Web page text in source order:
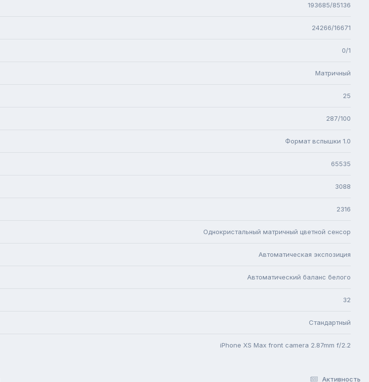
193685/85136
24266/16671
0/1
Матричный
25
287/100
Формат вспышки 1.0
65535
3088
2316
Однокристальный матричный цветной сенсор
Автоматическая экспозиция
Автоматический баланс белого
32
Стандартный
iPhone XS Max front camera 2.87mm f/2.2
Активность